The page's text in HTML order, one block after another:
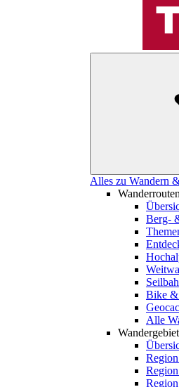
Alles zu Wandern
Berg-
Bike &
Alle